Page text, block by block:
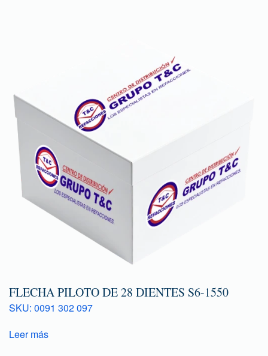
FLECHA PILOTO DE 28 DIENTES S6-1550
SKU: 0091 302 097
Leer más